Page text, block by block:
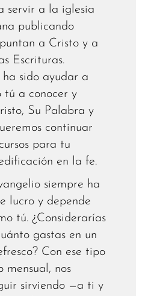
servir a la iglesia
publicando
a Cristo y a
Escrituras.
ha sido ayudar a
tú a conocer y
Su Palabra y
continuar
para tu
en la fe.
siempre ha
lucro y depende
tú. ¿Considerarías
gastas en un
Con ese tipo
mensual, nos
sirviendo —a ti y